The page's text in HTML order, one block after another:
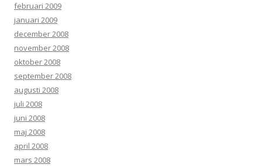
februari 2009
januari 2009
december 2008
november 2008
oktober 2008
september 2008
augusti 2008
juli 2008
juni 2008
maj 2008
april 2008
mars 2008